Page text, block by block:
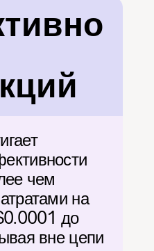
чем
на
до
вне цепи